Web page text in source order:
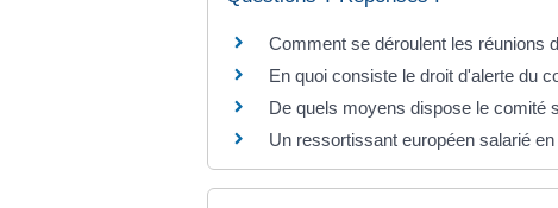
Comment se déroulent les réunions
En quoi consiste le droit d'alerte du
De quels moyens dispose le comité
Un ressortissant européen salarié